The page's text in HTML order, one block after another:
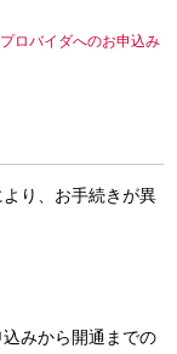
ロバイダへのお申込み
り、お手続きが異
みから開通までの